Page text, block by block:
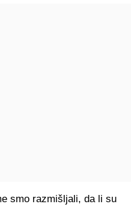
smo razmišljali, da li su